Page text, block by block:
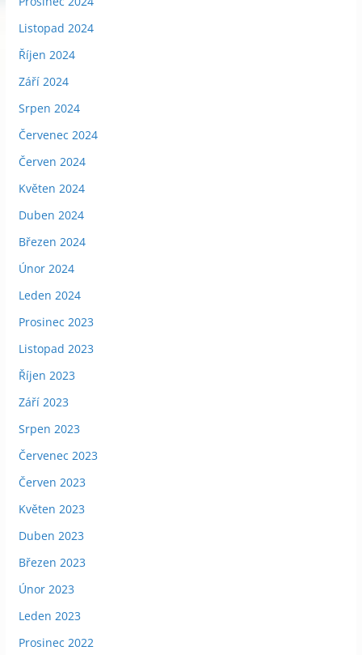
Listopad 2024
Říjen 2024
Září 2024
Srpen 2024
Červenec 2024
Červen 2024
Květen 2024
Duben 2024
Březen 2024
Únor 2024
Leden 2024
Prosinec 2023
Listopad 2023
Říjen 2023
Září 2023
Srpen 2023
Červenec 2023
Červen 2023
Květen 2023
Duben 2023
Březen 2023
Únor 2023
Leden 2023
Prosinec 2022